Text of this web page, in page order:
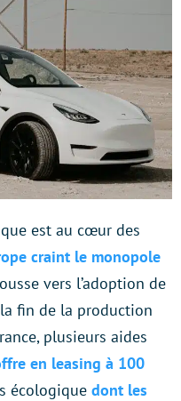
est au cœur des
craint le monopole
vers l’adoption de
fin de la production
plusieurs aides
en leasing à 100
écologique dont les